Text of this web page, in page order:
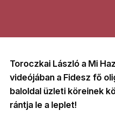
Toroczkai László a Mi
videójában a Fidesz fő
baloldal üzleti köreinek
rántja le a leplet!